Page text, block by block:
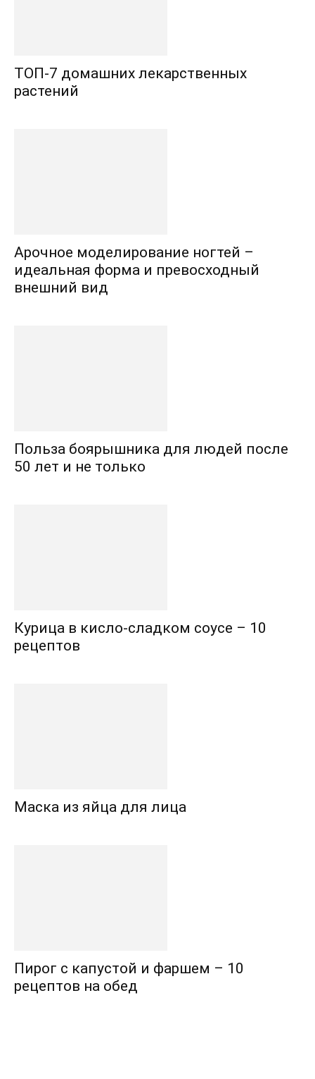
ТОП-7 домашних лекарственных
растений
Арочное моделирование ногтей –
идеальная форма и превосходный
внешний вид
Польза боярышника для людей после
50 лет и не только
Курица в кисло-сладком соусе – 10
рецептов
Маска из яйца для лица
Пирог с капустой и фаршем – 10
рецептов на обед